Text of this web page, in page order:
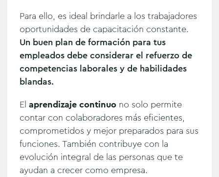
Para ello, es ideal brindarle a los trabajadores
oportunidades de capacitación constante.
Un buen plan de formación para tus
empleados debe considerar el refuerzo de
competencias laborales y de habilidades
blandas.
El aprendizaje continuo no solo permite
contar con colaboradores más eficientes,
comprometidos y mejor preparados para sus
funciones. También contribuye con la
evolución integral de las personas que te
ayudan a crecer como empresa.